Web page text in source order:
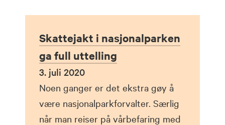
Skattejakt i nasjonalparken
ga full uttelling
3. juli 2020
Noen ganger er det ekstra gøy å
være nasjonalparkforvalter. Særlig
når man reiser på vårbefaring med